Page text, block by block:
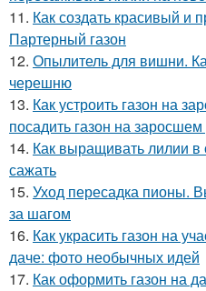
11. Как создать красивый и
Партерный газон
12. Опылитель для вишни.
черешню
13. Как устроить газон на
посадить газон на заросшем
14. Как выращивать лилии в
сажать
15. Уход пересадка пионы.
за шагом
16. Как украсить газон на
даче: фото необычных идей
17. Как оформить газон на